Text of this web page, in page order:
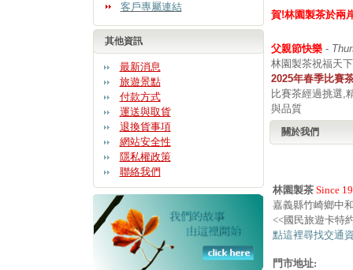
客戶專屬連結
其他資訊
最新消息
旅遊景點
付款方式
運送與取貨
退換貨事項
網站安全性
隱私權政策
聯絡我們
賀!林園製茶於兩
父親節快樂-
林園製茶祝福天
2025年春季比賽
比賽茶經過挑選,
與品質
關於我們
林園製茶 Since
嘉義縣竹崎鄉中
<<國民旅遊卡特
點這裡尋找交通
門市地址: